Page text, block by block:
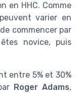
en HHC. Comme
varier en
commencer par
novice, puis
entre 5% et 30%
Roger Adams,